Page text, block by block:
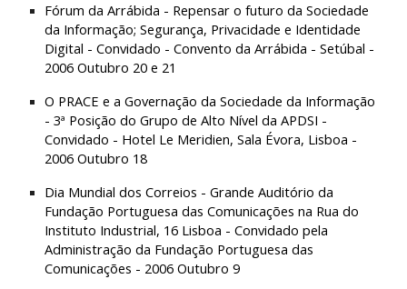
Fórum da Arrábida - Repensar o futuro da Sociedade
da Informação; Segurança, Privacidade e Identidade
Digital - Convidado - Convento da Arrábida - Setúbal -
2006 Outubro 20 e 21
O PRACE e a Governação da Sociedade da Informação
- 3ª Posição do Grupo de Alto Nível da APDSI -
Convidado - Hotel Le Meridien, Sala Évora, Lisboa -
2006 Outubro 18
Dia Mundial dos Correios - Grande Auditório da
Fundação Portuguesa das Comunicações na Rua do
Instituto Industrial, 16 Lisboa - Convidado pela
Administração da Fundação Portuguesa das
Comunicações - 2006 Outubro 9